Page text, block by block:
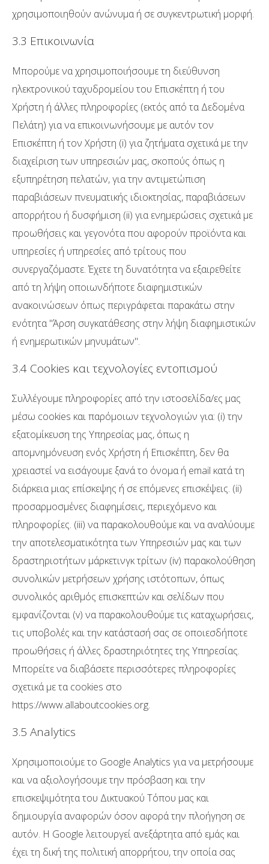
χρησιμοποιηθούν ανώνυμα ή σε συγκεντρωτική μορφή.
3.3 Επικοινωνία
Μπορούμε να χρησιμοποιήσουμε τη διεύθυνση
ηλεκτρονικού ταχυδρομείου του Επισκέπτη ή του
Χρήστη ή άλλες πληροφορίες (εκτός από τα Δεδομένα
Πελάτη) για να επικοινωνήσουμε με αυτόν τον
Επισκέπτη ή τον Χρήστη (i) για ζητήματα σχετικά με την
διαχείριση των υπηρεσιών μας, σκοπούς όπως η
εξυπηρέτηση πελατών, για την αντιμετώπιση
παραβιάσεων πνευματικής ιδιοκτησίας, παραβιάσεων
απορρήτου ή δυσφήμιση (ii) για ενημερώσεις σχετικά με
προωθήσεις και γεγονότα που αφορούν προϊόντα και
υπηρεσίες ή υπηρεσίες από τρίτους που
συνεργαζόμαστε. Έχετε τη δυνατότητα να εξαιρεθείτε
από τη λήψη οποιωνδήποτε διαφημιστικών
ανακοινώσεων όπως περιγράφεται παρακάτω στην
ενότητα ''Άρση συγκατάθεσης στην λήψη διαφημιστικών
ή ενημερωτικών μηνυμάτων''.
3.4 Cookies και τεχνολογίες εντοπισμού
Συλλέγουμε πληροφορίες από την ιστοσελίδα/ες μας
μέσω cookies και παρόμοιων τεχνολογιών για: (i) την
εξατομίκευση της Υπηρεσίας μας, όπως η
απομνημόνευση ενός Χρήστη ή Επισκέπτη, δεν θα
χρειαστεί να εισάγουμε ξανά το όνομα ή email κατά τη
διάρκεια μιας επίσκεψης ή σε επόμενες επισκέψεις. (ii)
προσαρμοσμένες διαφημίσεις, περιεχόμενο και
πληροφορίες. (iii) να παρακολουθούμε και να αναλύουμε
την αποτελεσματικότητα των Υπηρεσιών μας και των
δραστηριοτήτων μάρκετινγκ τρίτων (iv) παρακολούθηση
συνολικών μετρήσεων χρήσης ιστότοπων, όπως
συνολικός αριθμός επισκεπτών και σελίδων που
εμφανίζονται (v) να παρακολουθούμε τις καταχωρήσεις,
τις υποβολές και την κατάστασή σας σε οποιεσδήποτε
προωθήσεις ή άλλες δραστηριότητες της Υπηρεσίας.
Μπορείτε να διαβάσετε περισσότερες πληροφορίες
σχετικά με τα cookies στο
https://www.allaboutcookies.org.
3.5 Analytics
Χρησιμοποιούμε το Google Analytics για να μετρήσουμε
και να αξιολογήσουμε την πρόσβαση και την
επισκεψιμότητα του Δικτυακού Τόπου μας και
δημιουργία αναφορών όσον αφορά την πλοήγηση σε
αυτόν. Η Google λειτουργεί ανεξάρτητα από εμάς και
έχει τη δική της πολιτική απορρήτου, την οποία σας